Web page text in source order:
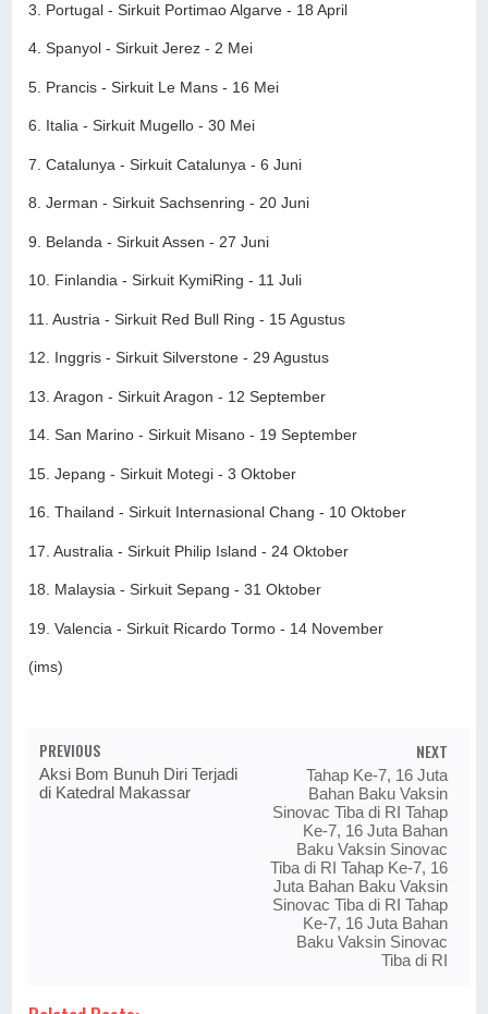
3. Portugal - Sirkuit Portimao Algarve - 18 April
4. Spanyol - Sirkuit Jerez - 2 Mei
5. Prancis - Sirkuit Le Mans - 16 Mei
6. Italia - Sirkuit Mugello - 30 Mei
7. Catalunya - Sirkuit Catalunya - 6 Juni
8. Jerman - Sirkuit Sachsenring - 20 Juni
9. Belanda - Sirkuit Assen - 27 Juni
10. Finlandia - Sirkuit KymiRing - 11 Juli
11. Austria - Sirkuit Red Bull Ring - 15 Agustus
12. Inggris - Sirkuit Silverstone - 29 Agustus
13. Aragon - Sirkuit Aragon - 12 September
14. San Marino - Sirkuit Misano - 19 September
15. Jepang - Sirkuit Motegi - 3 Oktober
16. Thailand - Sirkuit Internasional Chang - 10 Oktober
17. Australia - Sirkuit Philip Island - 24 Oktober
18. Malaysia - Sirkuit Sepang - 31 Oktober
19. Valencia - Sirkuit Ricardo Tormo - 14 November
(ims)
PREVIOUS
Aksi Bom Bunuh Diri Terjadi
di Katedral Makassar
NEXT
Tahap Ke-7, 16 Juta
Bahan Baku Vaksin
Sinovac Tiba di RI Tahap
Ke-7, 16 Juta Bahan
Baku Vaksin Sinovac
Tiba di RI Tahap Ke-7, 16
Juta Bahan Baku Vaksin
Sinovac Tiba di RI Tahap
Ke-7, 16 Juta Bahan
Baku Vaksin Sinovac
Tiba di RI